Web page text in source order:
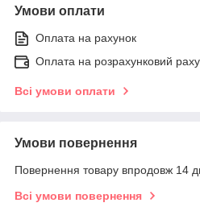
Умови оплати
Оплата на рахунок
Оплата на розрахунковий
Всі умови оплати
Умови повернення
Повернення товару впродовж 14
Всі умови повернення